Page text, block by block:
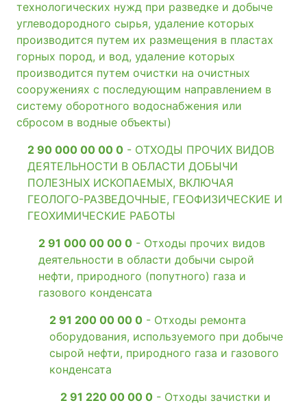
технологических нужд при разведке и добыче
углеводородного сырья, удаление которых
производится путем их размещения в пластах
горных пород, и вод, удаление которых
производится путем очистки на очистных
сооружениях с последующим направлением в
систему оборотного водоснабжения или
сбросом в водные объекты)
2 90 000 00 00 0 - ОТХОДЫ ПРОЧИХ ВИДОВ
ДЕЯТЕЛЬНОСТИ В ОБЛАСТИ ДОБЫЧИ
ПОЛЕЗНЫХ ИСКОПАЕМЫХ, ВКЛЮЧАЯ
ГЕОЛОГО-РАЗВЕДОЧНЫЕ, ГЕОФИЗИЧЕСКИЕ И
ГЕОХИМИЧЕСКИЕ РАБОТЫ
2 91 000 00 00 0 - Отходы прочих видов
деятельности в области добычи сырой
нефти, природного (попутного) газа и
газового конденсата
2 91 200 00 00 0 - Отходы ремонта
оборудования, используемого при добыче
сырой нефти, природного газа и газового
конденсата
2 91 220 00 00 0 - Отходы зачистки и